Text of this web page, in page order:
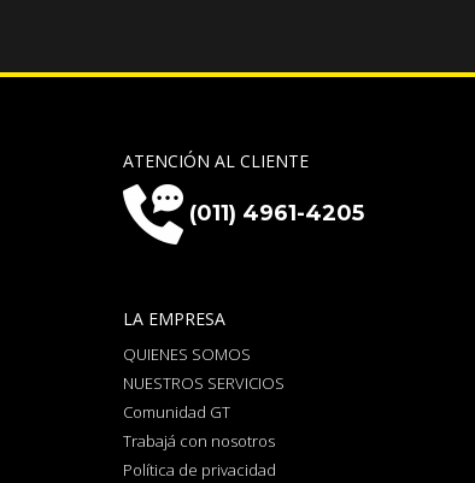
ATENCIÓN AL CLIENTE
(011) 4961-4205
LA EMPRESA
QUIENES SOMOS
NUESTROS SERVICIOS
Comunidad GT
Trabajá con nosotros
Política de privacidad